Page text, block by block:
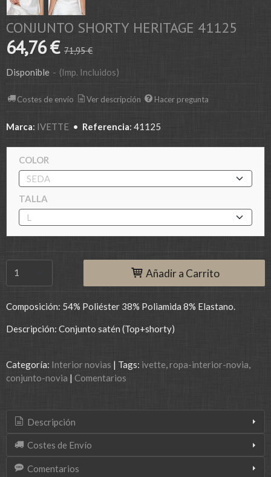
CONJUNTO SHORTY HERITAGE 41125
64,76 € 71,95 €
Disponible - (Imp. Incluidos)
Costes de envío Ver descripción Hacer pregunta
Marca: IVETTE • Referencia: 41125
COLOR
TALLA
Añadir a Carrito
Composición: 54% Poliéster 38% Poliamida 8% Elastano.
Descripción: Conjunto satén (Top+shorty)
Categoría: Interior novias | Tags: ivette ropa-interior-novia
conjunto-novia | Comentarios
Descripción
Costes de Envío
Comentarios